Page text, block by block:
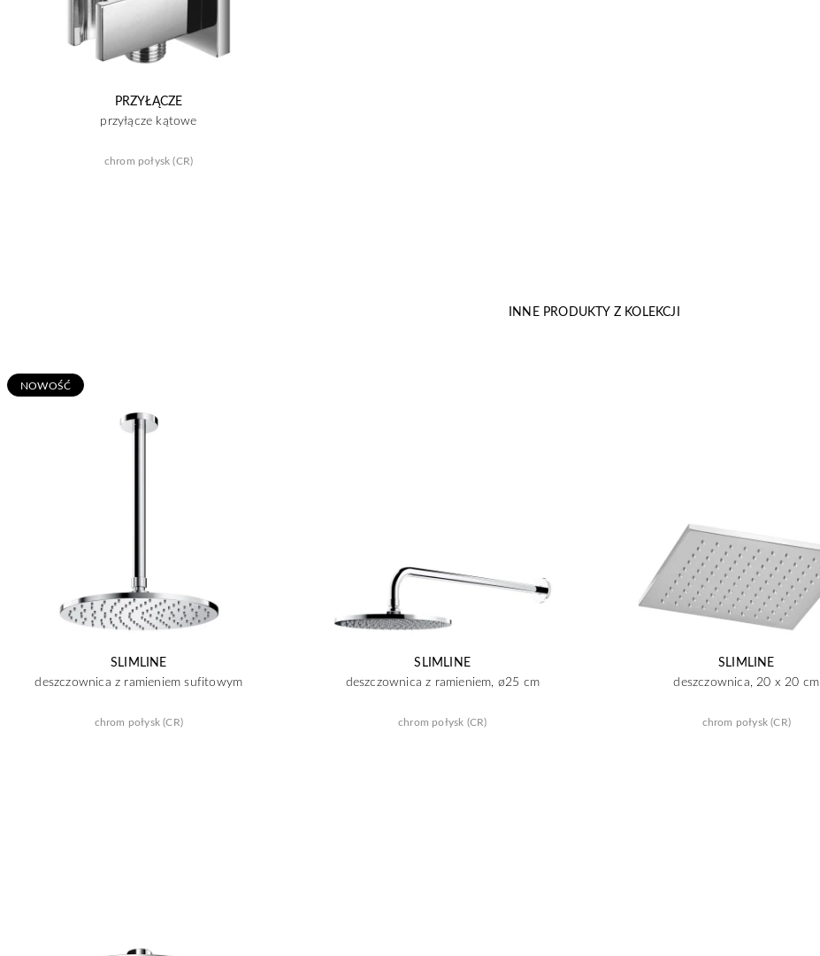
PRZYŁĄCZE
przyłącze kątowe
chrom połysk (CR)
INNE PRODUKTY Z KOLEKCJI
NOWOŚĆ
SLIMLINE
deszczownica z ramieniem sufitowym
chrom połysk (CR)
SLIMLINE
deszczownica z ramieniem, ø25 cm
chrom połysk (CR)
SLIMLINE
deszczownica, 20 x 20 cm
chrom połysk (CR)